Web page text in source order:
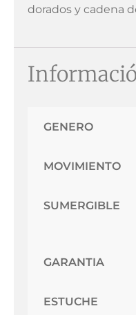
dorados y cadena
GENERO
MOVIMIENTO
SUMERGIBLE
GARANTIA
ESTUCHE